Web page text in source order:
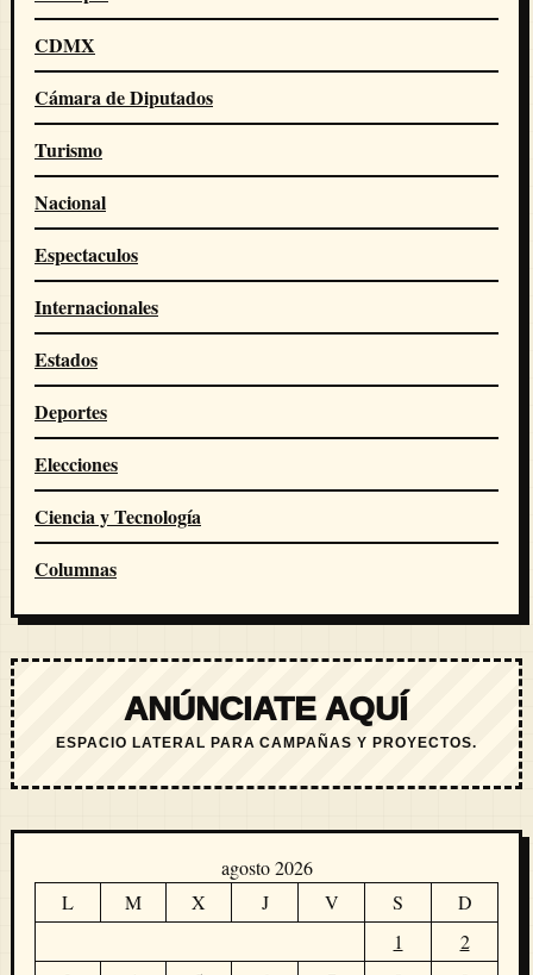
CDMX
Cámara de Diputados
Turismo
Nacional
Espectaculos
Internacionales
Estados
Deportes
Elecciones
Ciencia y Tecnología
Columnas
ANÚNCIATE AQUÍ
ESPACIO LATERAL PARA CAMPAÑAS Y PROYECTOS.
agosto 2026
L
M X J V S
D
1
2